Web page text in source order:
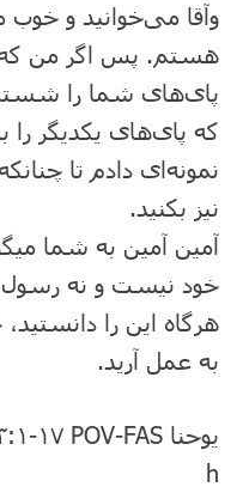
وآقا می‌خوانید و خوب
هستم. پس اگر من که
پای‌های شما را
که پای‌های یکدیگر را
نمونه‌ای دادم تا
نیز بکنید.
آمین آمین به شما
خود نیست و نه رسول
هرگاه این را
به عمل آرید.
یوحنا ۱۳:۱‭-‬۱۷ POV-FAS
h